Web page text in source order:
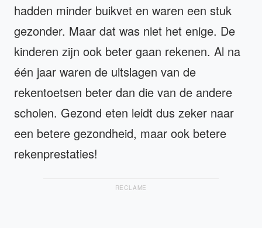
hadden minder buikvet en waren een stuk
gezonder. Maar dat was niet het enige. De
kinderen zijn ook beter gaan rekenen. Al na
één jaar waren de uitslagen van de
rekentoetsen beter dan die van de andere
scholen. Gezond eten leidt dus zeker naar
een betere gezondheid, maar ook betere
rekenprestaties!
RECLAME